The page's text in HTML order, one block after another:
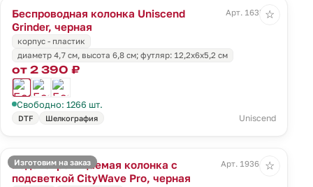
Беспроводная колонка Uniscend
Grinder, черная
Арт. 1635.30
корпус - пластик
диаметр 4,7 см, высота 6,8 см; футляр: 12,2х6х5,2 см
от 2 390 ₽
Свободно: 1266 шт.
DTF Шелкография Uniscend
☆
Изготовим на заказ
Водонепроницаемая колонка с
подсветкой CityWave Pro, черная
Арт. 19364.30
☆